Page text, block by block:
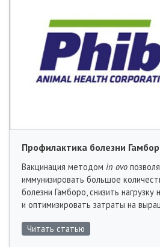
Профилактика болезни
Вакцинация методом in ovo
иммунизировать большое
болезни Гамборо, снизить нагрузку
и оптимизировать затраты на
Читать статью